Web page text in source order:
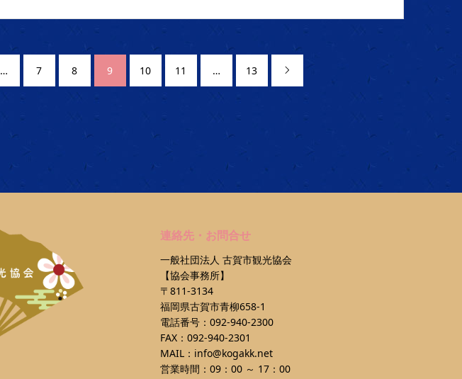
… 7 8 9 10 11 … 13 
連絡先・お問合せ
一般社団法人 古賀市観光協会
【協会事務所】
〒811-3134
福岡県古賀市青柳658-1
電話番号：092-940-2300
FAX：092-940-2301
MAIL：info@kogakk.net
営業時間：09：00 ～ 17：00